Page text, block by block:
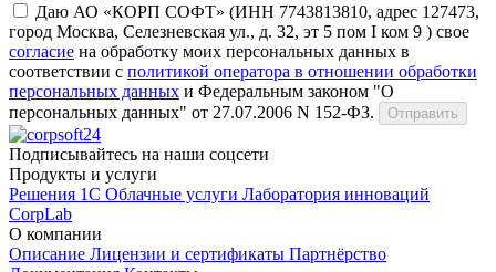
Даю АО «КОРП СОФТ» (ИНН 7743813810, адрес 127473,
город Москва, Селезневская ул., д. 32, эт 5 пом I ком 9 ) свое
согласие на обработку моих персональных данных в
соответствии с политикой оператора в отношении обработки
персональных данных и Федеральным законом "О
персональных данных" от 27.07.2006 N 152-ФЗ.
Отправить
Подписывайтесь на наши соцсети
Продукты и услуги
Решения 1С Облачные услуги Лаборатория инноваций
CorpLab
О компании
Описание Лицензии и сертификаты Партнёрство